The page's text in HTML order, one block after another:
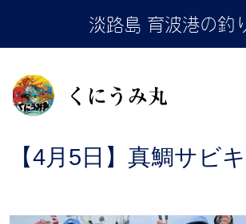
the
淡路島 育波港の釣
【4月5日】真鯛サビキ